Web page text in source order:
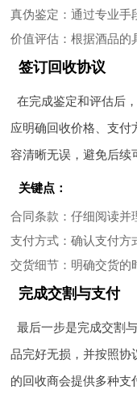
真伪鉴定 ：通过专业手
价值评估 ：根据酒品的
签订回收协议
在完成鉴定和评估后
应明确回收价格、支付
容清晰无误，避免后续
关键点：
合同条款 ：仔细阅读并
支付方式 ：确认支付方
交货细节 ：明确交货的
完成交割与支付
最后一步是完成交割
品完好无损，并按照协
的回收商会提供多种支